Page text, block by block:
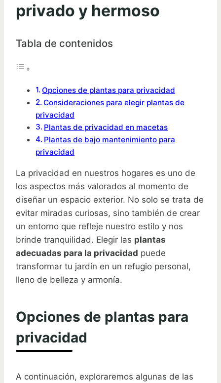
privado y hermoso
Tabla de contenidos
Opciones de plantas para privacidad
Consideraciones para elegir plantas de
privacidad
Plantas de privacidad en macetas
Plantas de bajo mantenimiento para
privacidad
La privacidad en nuestros hogares es uno de
los aspectos más valorados al momento de
diseñar un espacio exterior. No solo se trata de
evitar miradas curiosas, sino también de crear
un entorno que refleje nuestro estilo y nos
brinde tranquilidad. Elegir las plantas
adecuadas para la privacidad puede
transformar tu jardín en un refugio personal,
lleno de belleza y armonía.
Opciones de plantas para
privacidad
A continuación, exploraremos algunas de las